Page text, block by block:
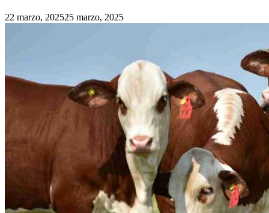
22 marzo, 202525 marzo, 2025